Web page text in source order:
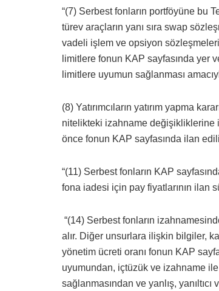
“(7) Serbest fonların portföyüne bu
türev araçların yanı sıra swap
vadeli işlem ve opsiyon
limitlere fonun KAP sayfasında yer
limitlere uyumun sağlanması
(8) Yatırımcıların yatırım yapma
nitelikteki izahname
önce fonun KAP sayfasında ilan
“(11) Serbest fonların KAP
fona iadesi için pay fiyatlarının ilan
“(14) Serbest fonların
alır. Diğer unsurlara ilişkin bilgiler,
yönetim ücreti oranı fonun KAP
uyumundan, içtüzük ve izahname
sağlanmasından ve yanlış,